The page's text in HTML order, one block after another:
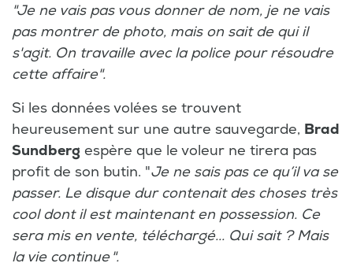
"Je ne vais pas vous donner de nom, je ne vais
pas montrer de photo, mais on sait de qui il
s'agit. On travaille avec la police pour résoudre
cette affaire".
Si les données volées se trouvent
heureusement sur une autre sauvegarde, Brad
Sundberg espère que le voleur ne tirera pas
profit de son butin. "Je ne sais pas ce qu’il va se
passer. Le disque dur contenait des choses très
cool dont il est maintenant en possession. Ce
sera mis en vente, téléchargé... Qui sait ? Mais
la vie continue ".